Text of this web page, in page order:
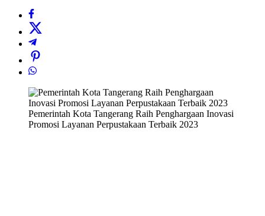
Pemerintah Kota Tangerang Raih Penghargaan Inovasi
Promosi Layanan Perpustakaan Terbaik 2023